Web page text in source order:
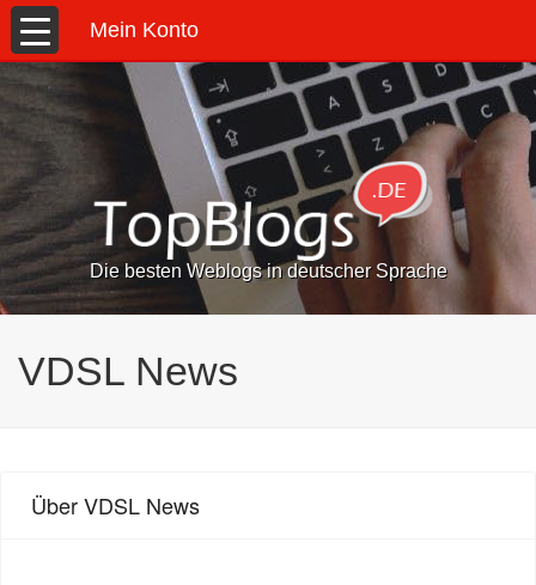
Mein Konto
Die besten Weblogs in deutscher Sprache
VDSL News
Über VDSL News